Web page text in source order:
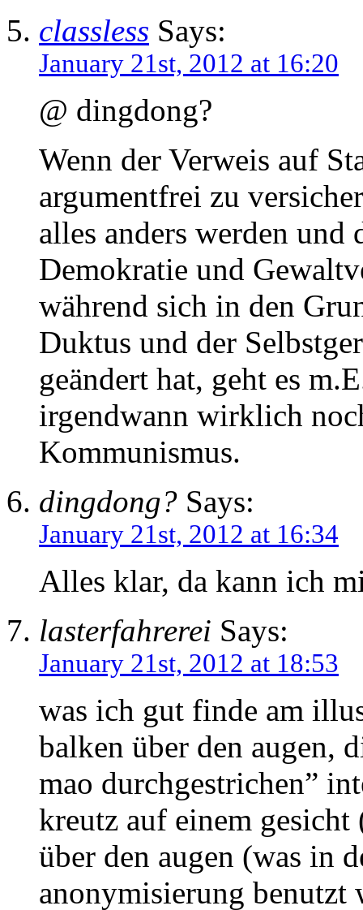
classless Says:
January 21st, 2012 at 16:20
@ dingdong?
Wenn der Verweis auf
argumentfrei zu
alles anders werden und
Demokratie und
während sich in den
Duktus und der
geändert hat, geht es
irgendwann wirklich
Kommunismus.
dingdong? Says:
January 21st, 2012 at 16:34
Alles klar, da kann ich
lasterfahrerei Says:
January 21st, 2012 at 18:53
was ich gut finde am
balken über den augen,
mao durchgestrichen”
kreutz auf einem
über den augen (was in
anonymisierung benutzt